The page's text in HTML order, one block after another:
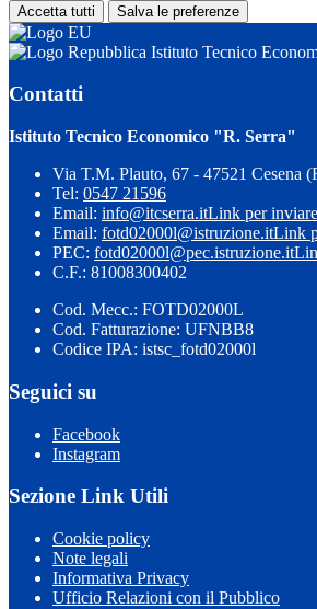
Accetta tutti Salva le preferenze
Istituto Tecnico
Contatti
Istituto Tecnico Economico "R. Serra"
Via T.M. Plauto, 67 - 47521 Cesena
Tel: 0547 21596
Email: info@itcserra.itLink per
Email: fotd02000l@istruzione.itLink
PEC: fotd02000l@pec.istruzione.it
C.F.: 81008300402
Cod. Mecc.: FOTD02000L
Cod. Fatturazione: UFNBB8
Codice IPA: istsc_fotd02000l
Seguici su
Facebook
Instagram
Sezione Link Utili
Cookie policy
Note legali
Informativa Privacy
Ufficio Relazioni con il Pubblico